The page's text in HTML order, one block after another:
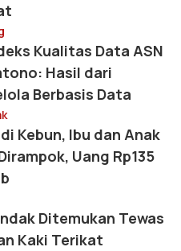
Kualitas Data ASN
Hasil dari
Berbasis Data
Kebun, Ibu dan Anak
Uang Rp135
Ditemukan Tewas
Kaki Terikat